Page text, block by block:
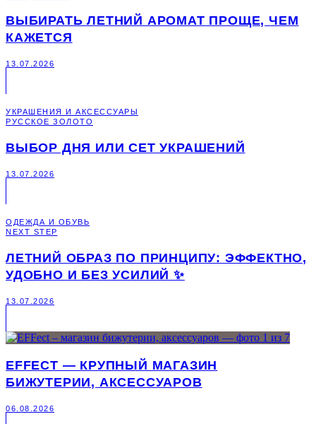
ВЫБИРАТЬ ЛЕТНИЙ АРОМАТ ПРОЩЕ, ЧЕМ
КАЖЕТСЯ
13.07.2026
УКРАШЕНИЯ И АКСЕССУАРЫ
РУССКОЕ ЗОЛОТО
ВЫБОР ДНЯ ИЛИ СЕТ УКРАШЕНИЙ
13.07.2026
ОДЕЖДА И ОБУВЬ
NEXT STEP
ЛЕТНИЙ ОБРАЗ ПО ПРИНЦИПУ: ЭФФЕКТНО,
УДОБНО И БЕЗ УСИЛИЙ ✨
13.07.2026
EFFECT — КРУПНЫЙ МАГАЗИН
БИЖУТЕРИИ, АКСЕССУАРОВ
06.08.2026